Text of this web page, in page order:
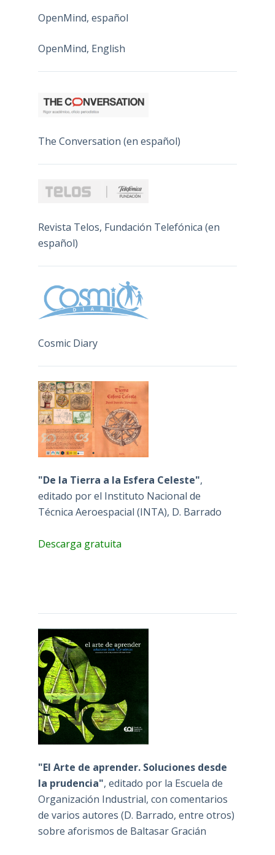
OpenMind, español
OpenMind, English
The Conversation (en español)
Revista Telos, Fundación Telefónica (en
español)
Cosmic Diary
"De la Tierra a la Esfera Celeste",
editado por el Instituto Nacional de
Técnica Aeroespacial (INTA), D. Barrado
Descarga gratuita
"El Arte de aprender. Soluciones desde
la prudencia", editado por la Escuela de
Organización Industrial, con comentarios
de varios autores (D. Barrado, entre otros)
sobre aforismos de Baltasar Gracián